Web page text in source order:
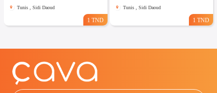
Tunis , Sidi Daoud
1 TND
Tunis , Sidi Daoud
1 TND